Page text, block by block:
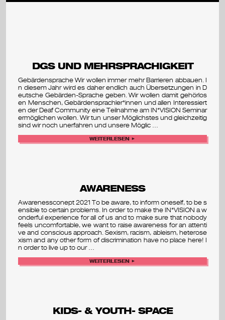
e
m
i
n
a
f
e
s
t
i
DGS UND MEHRSPRACHIGKEIT
Gebärdensprache Wir wollen immer mehr Barrieren abbauen. I
n diesem Jahr wird es daher endlich auch Übersetzungen in D
eutsche Gebärden-Sprache geben. Wir wollen damit gehörlos
en Menschen, Gebärdensprachler*innen und allen Interessiert
en der Deaf Community eine Teilnahme am IN*VISION Seminar
ermöglichen wollen. Wir tun unser Möglichstes und gleichzeitig
sind wir noch unerfahren und unsere Möglic …
WEITERLESEN ►
AWARENESS
Awarenessconept 2021 To be aware, to inform oneself, to be s
ensible to certain problems. In order to make the IN*VISION a w
onderful experience for all of us and to make sure that nobody
feels uncomfortable, we want to raise awareness for an attenti
ve and conscious approach. Sexism, racism, ableism, heterose
xism and any other form of discrimination have no place here! I
n order to live up to our …
WEITERLESEN ►
KIDS- & YOUTH- SPACE